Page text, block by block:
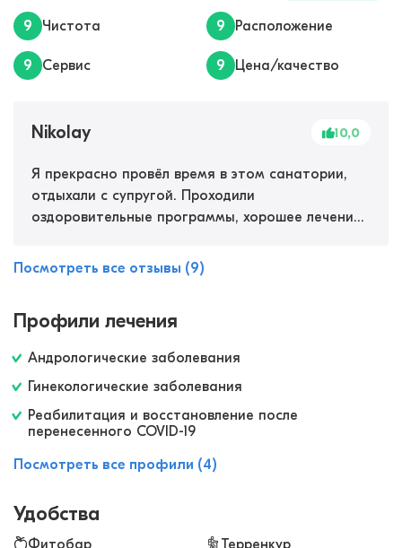
9 Чистота 9 Расположение
9 Сервис 9 Цена/качество
Nikolay 10,0
Я прекрасно провёл время в этом санатории,
отдыхали с супругой. Проходили
оздоровительные программы, хорошее лечение
здоровье. Помимо этого, есть разнообразные
развлечения: тренажерный зал, настольный
интересным. Рекомендуем санаторий Долина
Посмотреть все отзывы (9)
Профили лечения
Андрологические заболевания
Гинекологические заболевания
Реабилитация и восстановление после
перенесенного COVID-19
Посмотреть все профили (4)
Удобства
Фитобар
Терренкур